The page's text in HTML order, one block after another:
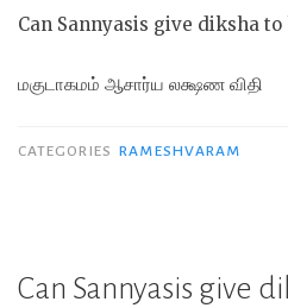
Can Sannyasis give diksha
மகுடாகமம் ஆசார்ய லக்ஷண விதி
CATEGORIES RAMESHVARAM
Can Sannyasis give